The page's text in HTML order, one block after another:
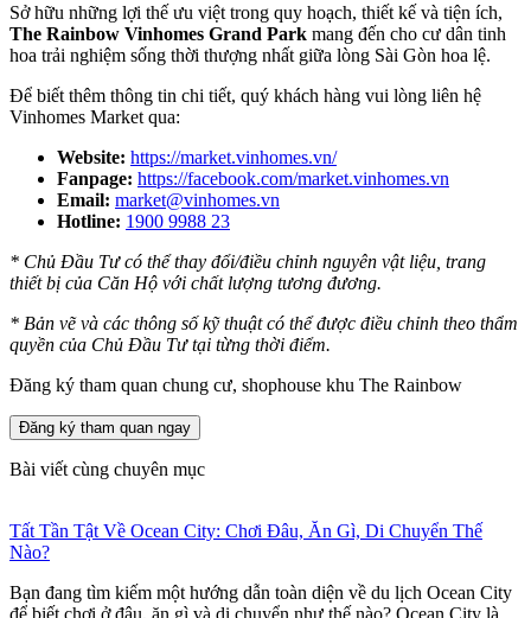
Sở hữu những lợi thế ưu việt trong quy hoạch, thiết kế và tiện ích,
The Rainbow Vinhomes Grand Park mang đến cho cư dân tinh
hoa trải nghiệm sống thời thượng nhất giữa lòng Sài Gòn hoa lệ.
Để biết thêm thông tin chi tiết, quý khách hàng vui lòng liên hệ
Vinhomes Market qua:
Website: https://market.vinhomes.vn/
Fanpage: https://facebook.com/market.vinhomes.vn
Email: market@vinhomes.vn
Hotline: 1900 9988 23
* Chủ Đầu Tư có thể thay đổi/điều chỉnh nguyên vật liệu, trang
thiết bị của Căn Hộ với chất lượng tương đương.
* Bản vẽ và các thông số kỹ thuật có thể được điều chỉnh theo thẩm
quyền của Chủ Đầu Tư tại từng thời điểm.
Đăng ký tham quan chung cư, shophouse khu The Rainbow
Đăng ký tham quan ngay
Bài viết cùng chuyên mục
Tất Tần Tật Về Ocean City: Chơi Đâu, Ăn Gì, Di Chuyển Thế
Nào?
Bạn đang tìm kiếm một hướng dẫn toàn diện về du lịch Ocean City
để biết chơi ở đâu, ăn gì và di chuyển như thế nào? Ocean City là